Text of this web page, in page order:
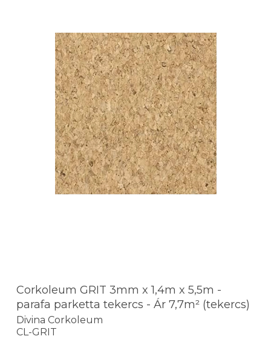
Corkoleum GRIT 3mm x 1,4m x 5,5m -
parafa parketta tekercs - Ár 7,7m² (tekercs)
Divina Corkoleum
CL-GRIT